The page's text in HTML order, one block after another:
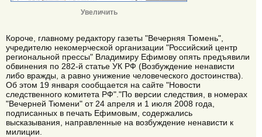
Увеличить
Короче, главному редактору газеты "Вечерняя Тюмень",
учредителю некомерческой организации "Российский центр
региональной прессы" Владимиру Ефимову опять предъявили
обвинения по 282-й статье УК РФ (Возбуждение ненависти
либо вражды, а равно унижение человеческого достоинства).
Об этом 19 января сообщается на сайте "Новости
следственного комитета РФ"."По версии следствия, в номерах
"Вечерней Тюмени" от 24 апреля и 1 июля 2008 года,
подписанных в печать Ефимовым, содержались
высказывания, направленные на возбуждение ненависти к
милиции.